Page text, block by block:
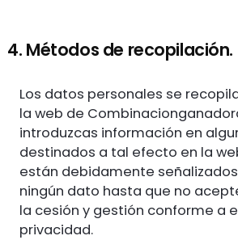
4. Métodos de recopilación.
Los datos personales se
la web de
introduzcas información en
destinados a tal efecto en la
están debidamente
ningún dato hasta que no
la cesión y gestión conforme a
privacidad.